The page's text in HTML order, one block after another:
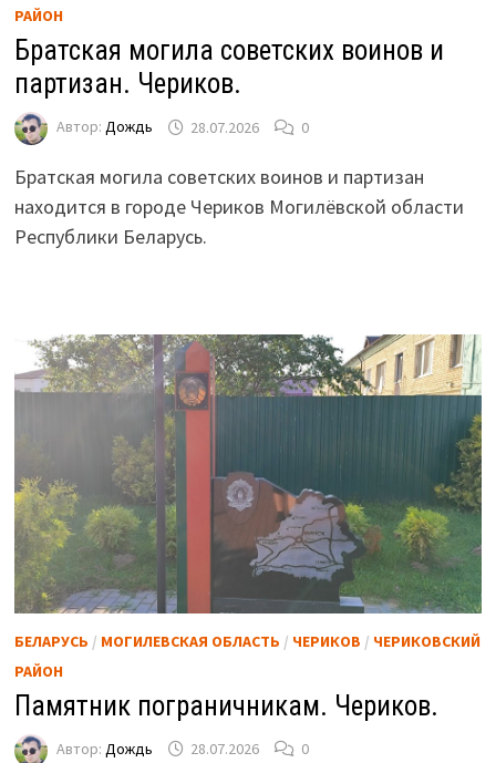
РАЙОН
Братская могила советских воинов и
партизан. Чериков.
Автор: Дождь 28.07.2026 0
Братская могила советских воинов и партизан
находится в городе Чериков Могилёвской области
Республики Беларусь.
БЕЛАРУСЬ / МОГИЛЕВСКАЯ ОБЛАСТЬ / ЧЕРИКОВ / ЧЕРИКОВСКИЙ
РАЙОН
Памятник пограничникам. Чериков.
Автор: Дождь 28.07.2026 0